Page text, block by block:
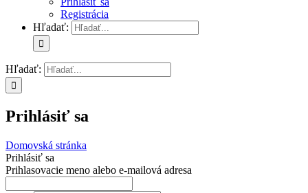
Registrácia
Hľadať:
Hľadať:
Prihlásiť sa
Domovská stránka
Prihlásiť sa
Prihlasovacie meno alebo e-mailová adresa